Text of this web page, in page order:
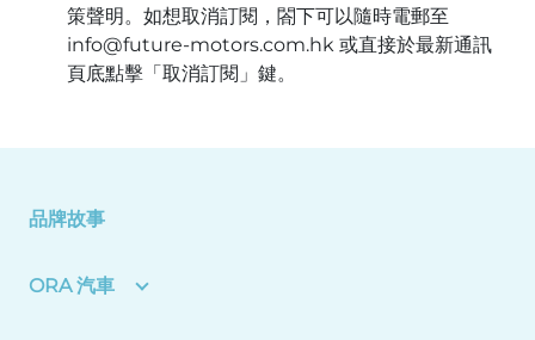
策聲明。如想取消訂閱，閤下可以隨時電郵至
info@future-motors.com.hk 或直接於最新通訊
頁底點擊「取消訂閱」鍵。
品牌故事
ORA 汽車